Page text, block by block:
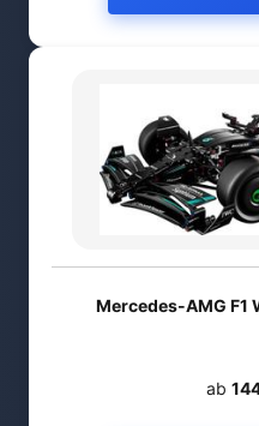
Mercedes-AMG F1
ab